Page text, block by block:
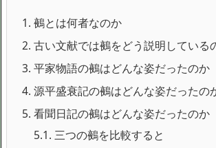
1. 鵺とは何者なのか
2. 古い文献では鵺をどう説明している
3. 平家物語の鵺はどんな姿だったのか
4. 源平盛衰記の鵺はどんな姿だったの
5. 看聞日記の鵺はどんな姿だったのか
5.1. 三つの鵺を比較すると